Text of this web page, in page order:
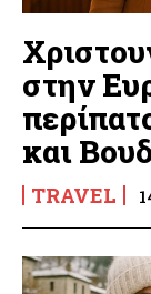
στην
και
TRAVEL